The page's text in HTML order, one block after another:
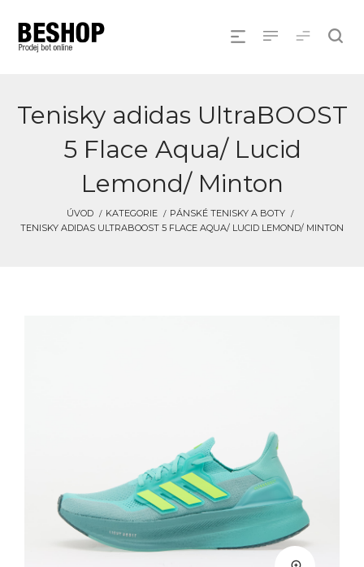
Tenisky adidas UltraBOOST
5 Flace Aqua/ Lucid
Lemond/ Minton
ÚVOD KATEGORIE
PÁNSKÉ TENISKY A BOTY
TENISKY ADIDAS ULTRABOOST 5 FLACE AQUA/ LUCID LEMOND/ MINTON